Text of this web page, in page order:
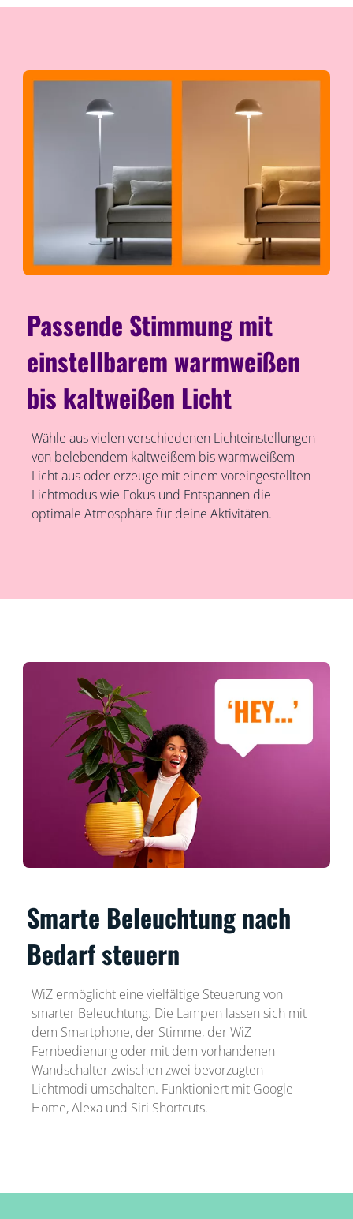
Passende Stimmung mit
einstellbarem warmweißen
bis kaltweißen Licht
Wähle aus vielen verschiedenen Lichteinstellungen
von belebendem kaltweißem bis warmweißem
Licht aus oder erzeuge mit einem voreingestellten
Lichtmodus wie Fokus und Entspannen die
optimale Atmosphäre für deine Aktivitäten.
Smarte Beleuchtung nach
Bedarf steuern
WiZ ermöglicht eine vielfältige Steuerung von
smarter Beleuchtung. Die Lampen lassen sich mit
dem Smartphone, der Stimme, der WiZ
Fernbedienung oder mit dem vorhandenen
Wandschalter zwischen zwei bevorzugten
Lichtmodi umschalten. Funktioniert mit Google
Home, Alexa und Siri Shortcuts.